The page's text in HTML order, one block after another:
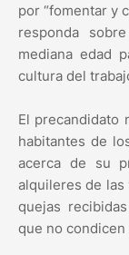
por “fomentar y
responda
mediana edad
cultura del
El precandidato
habitantes de
acerca de su
alquileres de las
quejas
que no condicen